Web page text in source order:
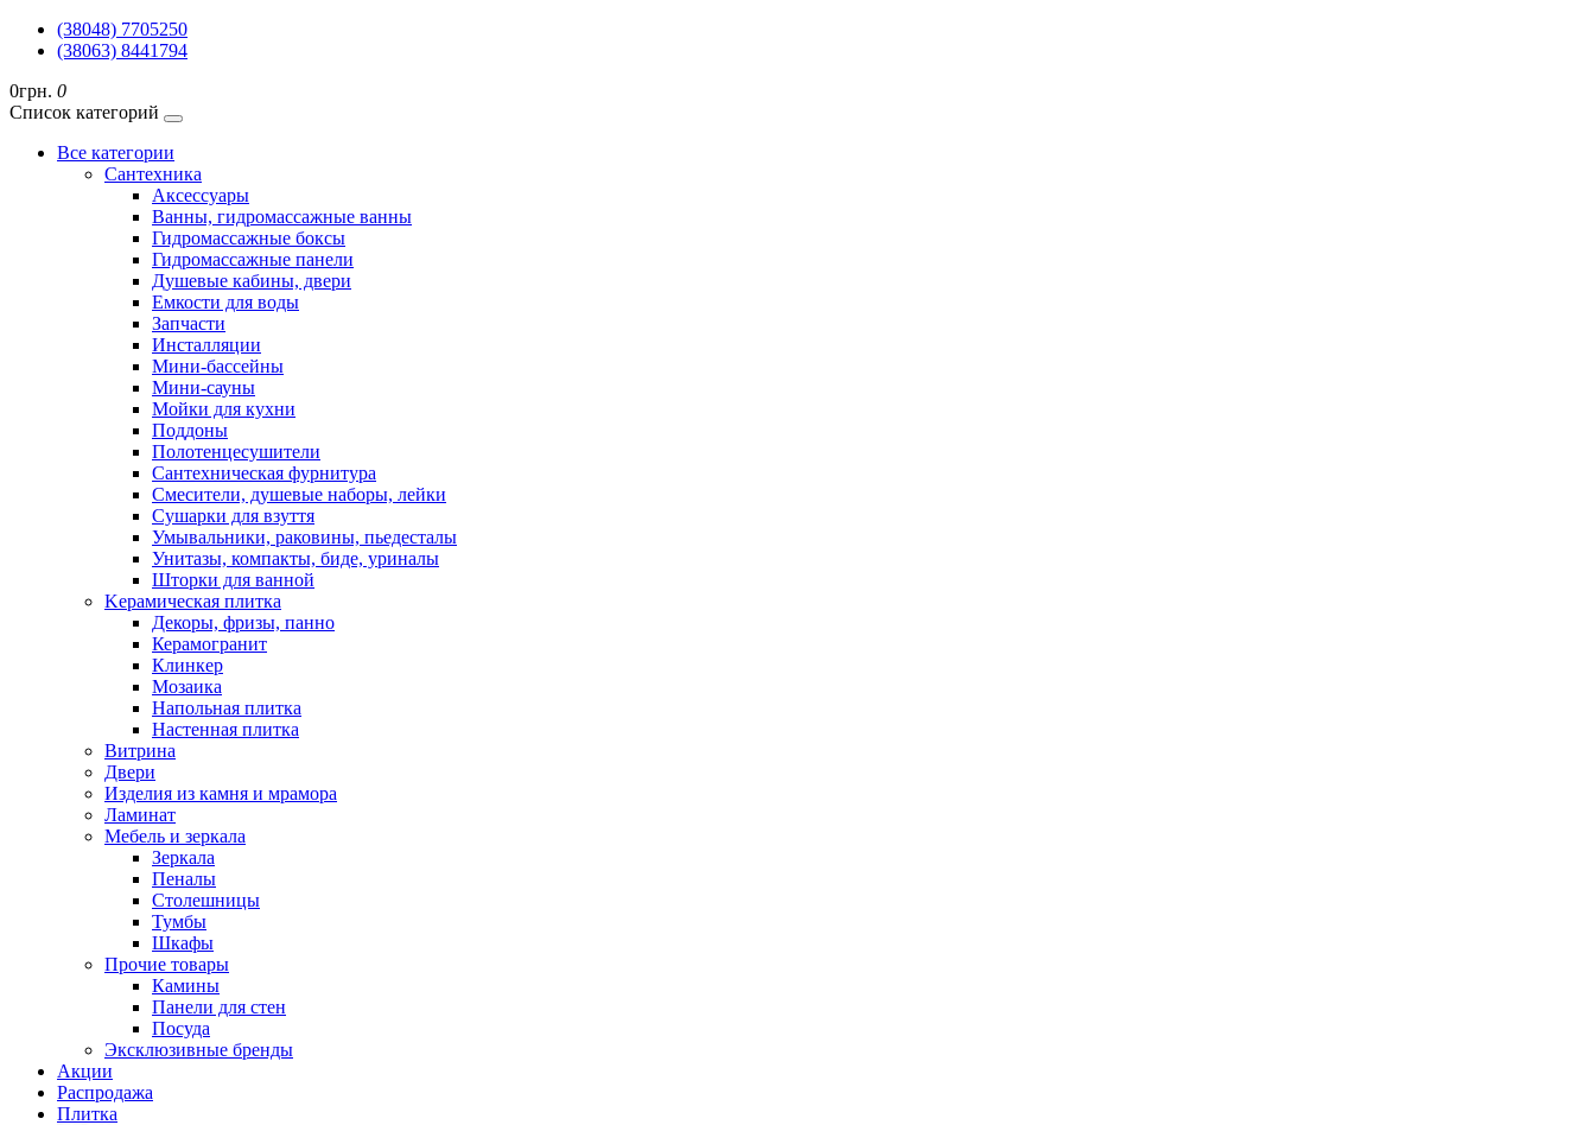
(38048) ‎7705250
(38063) 8441794
0грн. 0
Список категорий
Все категории
Cантехника
Аксессуары
Ванны, гидромассажные ванны
Гидромассажные боксы
Гидромассажные панели
Душевые кабины, двери
Емкости для воды
Запчасти
Инсталляции
Мини-бассейны
Мини-сауны
Мойки для кухни
Поддоны
Полотенцесушители
Сантехническая фурнитура
Смесители, душевые наборы, лейки
Сушарки для взуття
Умывальники, раковины, пьедесталы
Унитазы, компакты, биде, уриналы
Шторки для ванной
Kерамическая плитка
Декоры, фризы, панно
Керамогранит
Клинкер
Мозаика
Напольная плитка
Настенная плитка
Витрина
Двери
Изделия из камня и мрамора
Ламинат
Мебель и зеркала
Зеркала
Пеналы
Столешницы
Тумбы
Шкафы
Прочие товары
Камины
Панели для стен
Посуда
Эксклюзивные бренды
Акции
Распродажа
Плитка